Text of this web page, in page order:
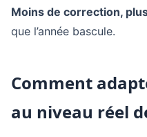
Moins de correction,
que l’année bascule.
Comment
au niveau réel